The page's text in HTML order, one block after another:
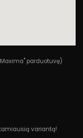
parduotuvę)
variantą!